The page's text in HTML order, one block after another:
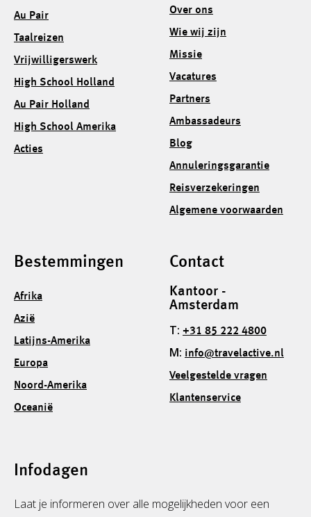
Au Pair
Taalreizen
Vrijwilligerswerk
High School Holland
Au Pair Holland
High School Amerika
Acties
Over ons
Wie wij zijn
Missie
Vacatures
Partners
Ambassadeurs
Blog
Annuleringsgarantie
Reisverzekeringen
Algemene voorwaarden
Bestemmingen
Afrika
Azië
Latijns-Amerika
Europa
Noord-Amerika
Oceanië
Contact
Kantoor -
Amsterdam
T: +31 85 222 4800
M: info@travelactive.nl
Veelgestelde vragen
Klantenservice
Infodagen
Laat je informeren over alle mogelijkheden voor een